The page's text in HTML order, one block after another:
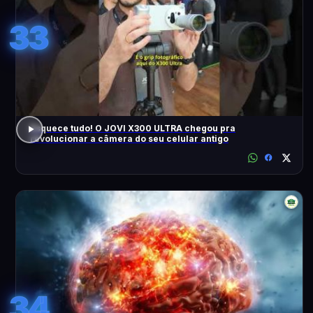
33
Esquece tudo! O JOVI X300 ULTRA chegou pra
revolucionar a câmera do seu celular antigo